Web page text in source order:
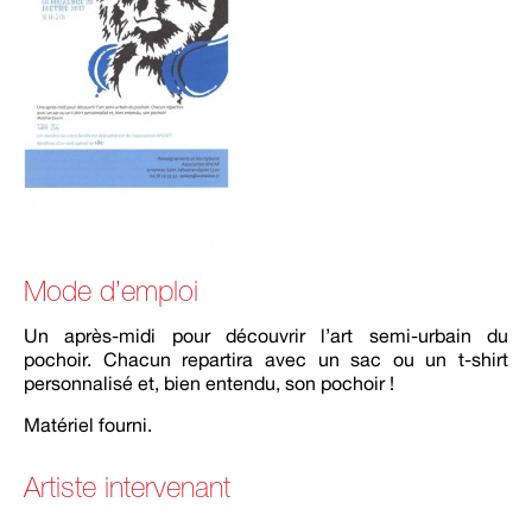
Mode d’emploi
Un après-midi pour découvrir l’art semi-urbain du
pochoir. Chacun repartira avec un sac ou un t-shirt
personnalisé et, bien entendu, son pochoir !
Matériel fourni.
Artiste intervenant